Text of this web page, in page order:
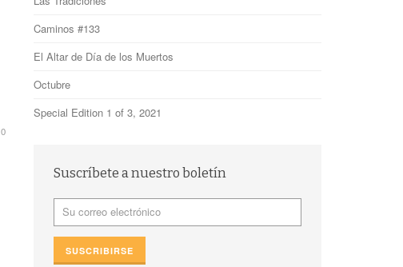
0
Caminos #133
El Altar de Día de los Muertos
Octubre
Special Edition 1 of 3, 2021
Suscríbete a nuestro boletín